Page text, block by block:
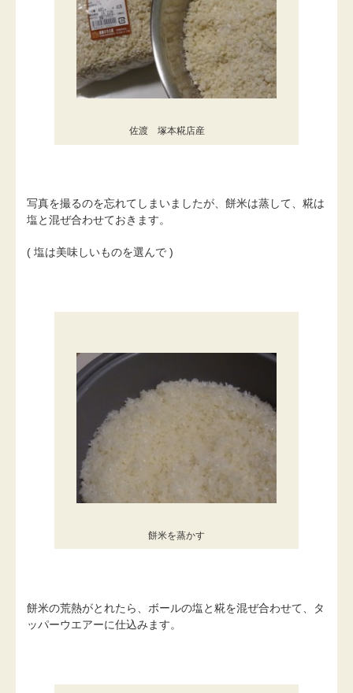
佐渡 塚本糀店産
写真を撮るのを忘れてしまいましたが、餅米は蒸して、糀は
塩と混ぜ合わせておきます。
( 塩は美味しいものを選んで )
餅米を蒸かす
餅米の荒熱がとれたら、ボールの塩と糀を混ぜ合わせて、タ
ッパーウエアーに仕込みます。